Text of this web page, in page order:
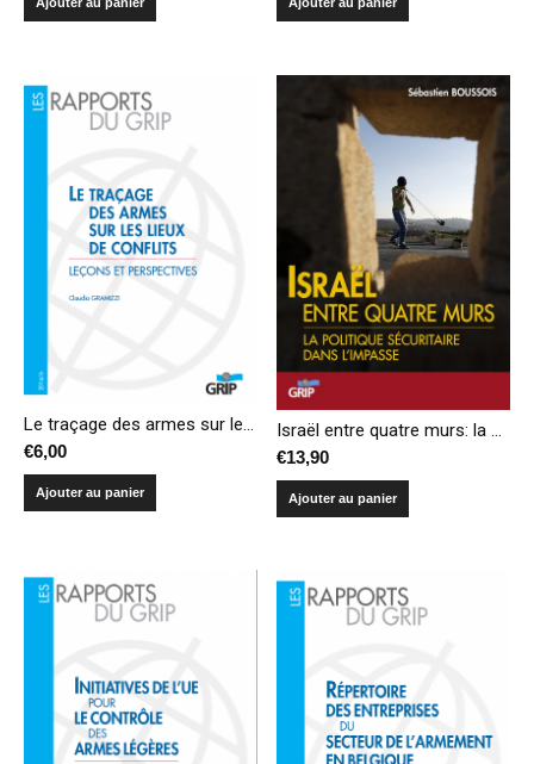
Le traçage des armes sur les lieux de conflits: leçons et perspectives
€6,00
Ajouter au panier
€13,90
Ajouter au panier